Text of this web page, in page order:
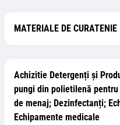
MATERIALE DE CURATENIE
Achizitie Detergenți și
pungi din polietilenă
de menaj; Dezinfectanți;
Echipamente medicale